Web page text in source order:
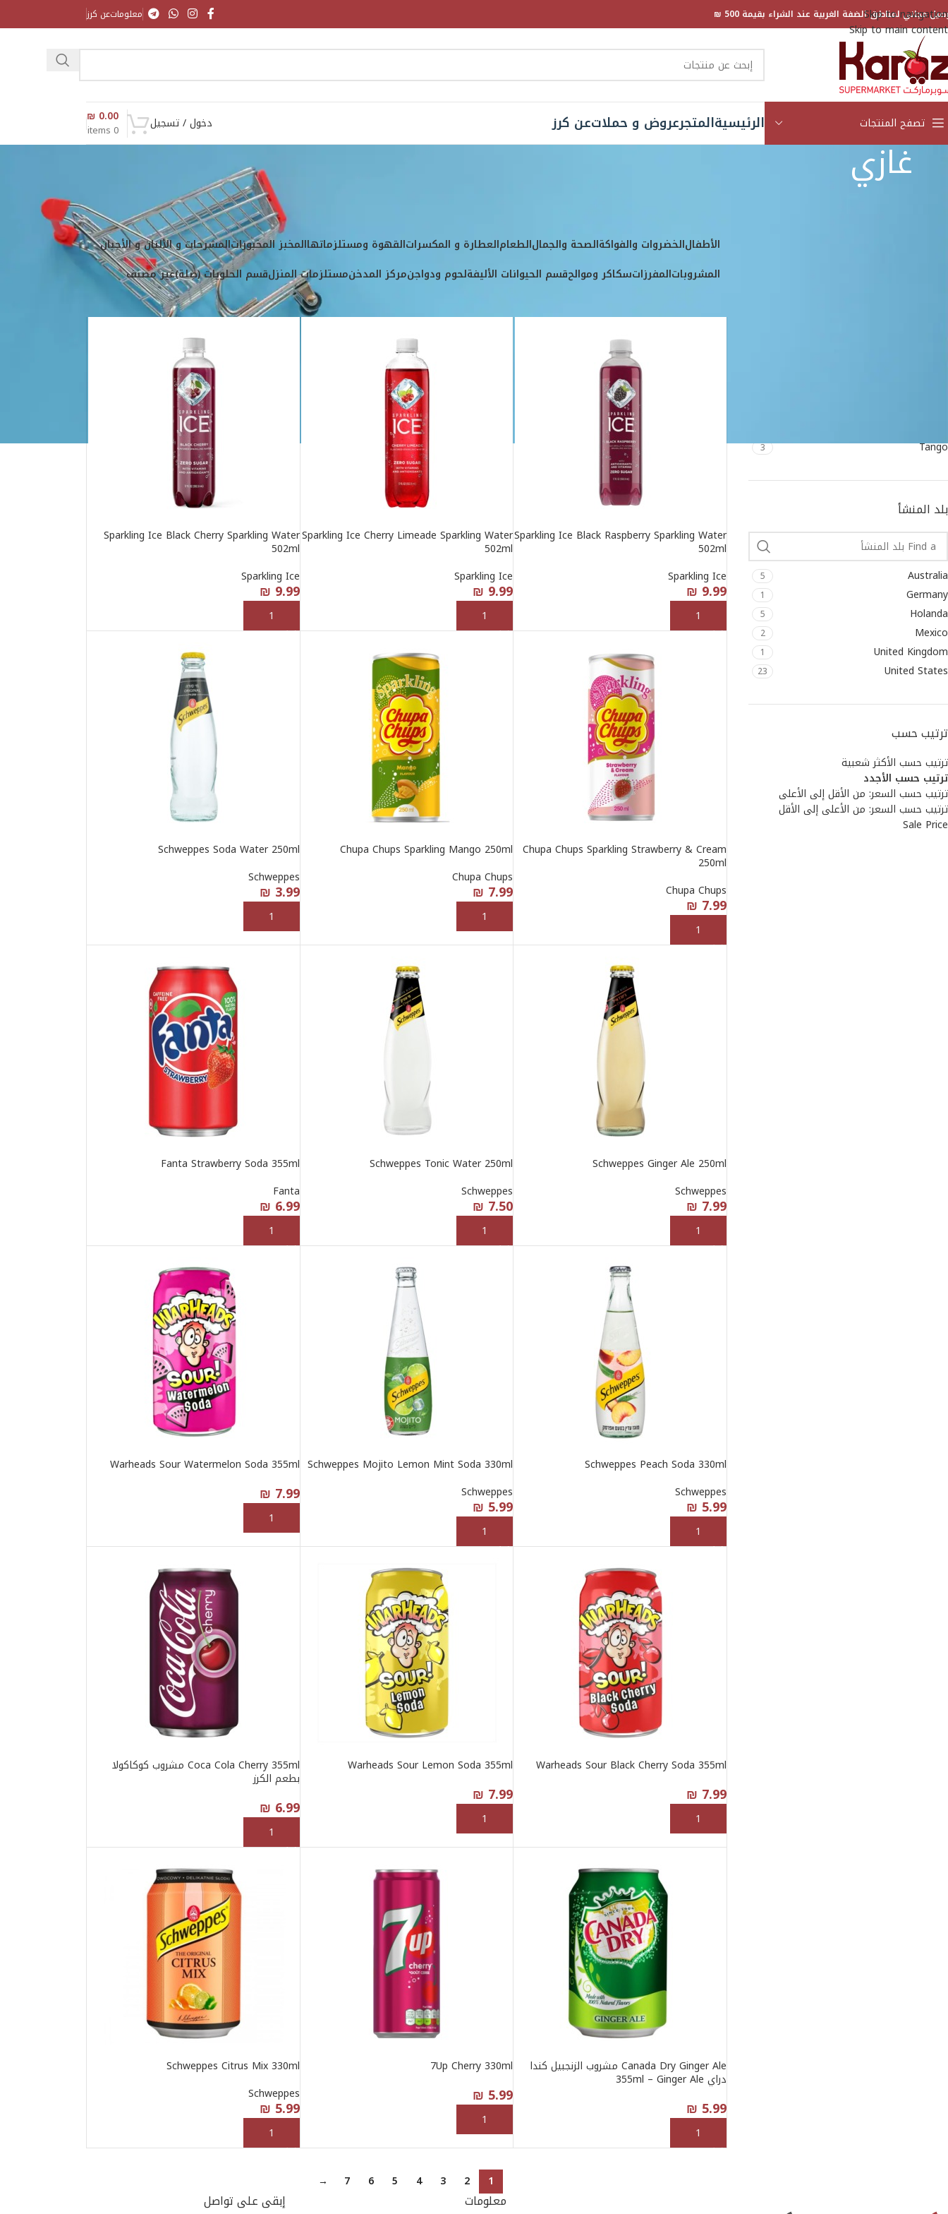
Skip to navigation
Skip to main content
مجاني لمناطق الضفة الغربية عند الشراء بقيمة 500 ₪ معلوماتعن كرز
تصفح المنتجات الرئيسيةالمتجرعروض و حملاتعن كرز دخول / تسجيل 0
items
₪ 0.00
غازي
Tango
3
بلد المنشأ
Australia
5
Germany
1
Holanda
5
Mexico
2
United Kingdom
1
United States
23
ترتيب حسب
ترتيب حسب الأكثر شعبية
ترتيب حسب الأجدد
ترتيب حسب السعر: من الأقل إلى الأعلى
ترتيب حسب السعر: من الأعلى إلى الأقل
Sale Price
الأطفالالخضروات والفواكةالصحة والجمالالطعامالعطارة و المكسراتالقهوة ومستلزماتهاالمخبز المخبوزاتالمشرحات و الألبان و الأجبان
المشروباتالمفرزاتسكاكر وموالحقسم الحيوانات الأليفةلحوم ودواجنمركز المدخنمستلزمات المنزلقسم الحلويات (صِلة)غير مصنف
Sparkling Ice Black Raspberry Sparkling Water
502ml
Sparkling Ice
₪ 9.99
إضافة إلى السلة
Sparkling Ice Cherry Limeade Sparkling Water
502ml
Sparkling Ice
₪ 9.99
إضافة إلى السلة
Sparkling Ice Black Cherry Sparkling Water
502ml
Sparkling Ice
₪ 9.99
إضافة إلى السلة
Chupa Chups Sparkling Strawberry & Cream
250ml
Chupa Chups
₪ 7.99
إضافة إلى السلة
Chupa Chups Sparkling Mango 250ml
Chupa Chups
₪ 7.99
إضافة إلى السلة
Schweppes Soda Water 250ml
Schweppes
₪ 3.99
إضافة إلى السلة
Schweppes Ginger Ale 250ml
Schweppes
₪ 7.99
إضافة إلى السلة
Schweppes Tonic Water 250ml
Schweppes
₪ 7.50
إضافة إلى السلة
Fanta Strawberry Soda 355ml
Fanta
₪ 6.99
إضافة إلى السلة
Schweppes Peach Soda 330ml
Schweppes
₪ 5.99
إضافة إلى السلة
Schweppes Mojito Lemon Mint Soda 330ml
Schweppes
₪ 5.99
إضافة إلى السلة
Warheads Sour Watermelon Soda 355ml
₪ 7.99
إضافة إلى السلة
Warheads Sour Black Cherry Soda 355ml
₪ 7.99
إضافة إلى السلة
Warheads Sour Lemon Soda 355ml
₪ 7.99
إضافة إلى السلة
Coca Cola Cherry 355ml مشروب كوكاكولا
بطعم الكرز
₪ 6.99
إضافة إلى السلة
Canada Dry Ginger Ale مشروب الزنجبيل كندا
دراي 355ml – Ginger Ale
₪ 5.99
إضافة إلى السلة
7Up Cherry 330ml
₪ 5.99
إضافة إلى السلة
Schweppes Citrus Mix 330ml
Schweppes
₪ 5.99
إضافة إلى السلة
1
2
3
4
5
6
7
→
معلومات إبقى على تواصل